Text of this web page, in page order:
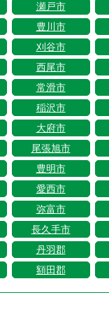
瀬戸市
豊川市
刈谷市
西尾市
常滑市
稲沢市
大府市
尾張旭市
豊明市
愛西市
弥富市
長久手市
丹羽郡
額田郡